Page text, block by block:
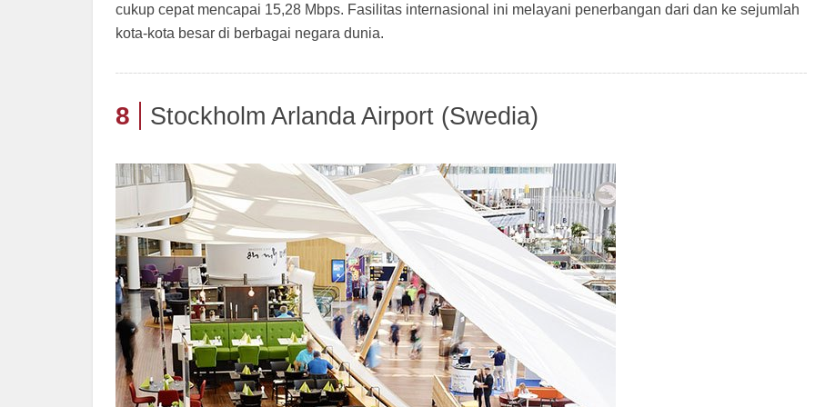
cukup cepat mencapai 15,28 Mbps. Fasilitas internasional ini melayani penerbangan dari dan ke sejumlah
kota-kota besar di berbagai negara dunia.
8 Stockholm Arlanda Airport (Swedia)